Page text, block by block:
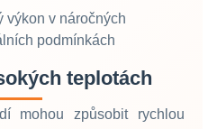
výkon v náročných
podmínkách
teplotách
mohou způsobit rychlou